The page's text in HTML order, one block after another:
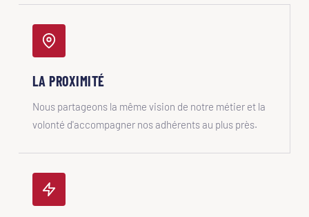
LA PROXIMITÉ
Nous partageons la même vision de notre métier et la
volonté d'accompagner nos adhérents au plus près.